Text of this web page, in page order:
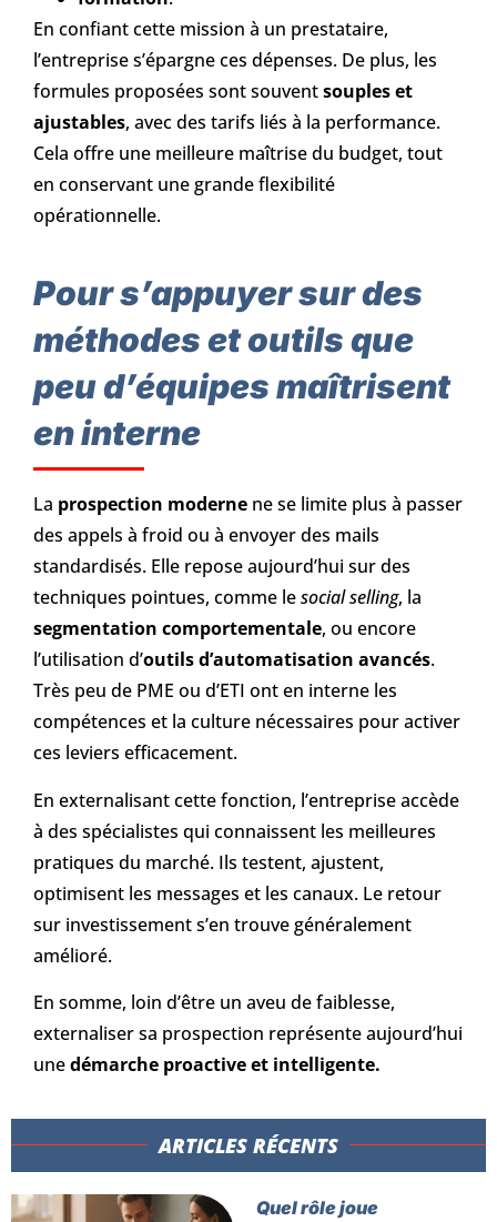
En confiant cette mission à un prestataire,
l’entreprise s’épargne ces dépenses. De plus, les
formules proposées sont souventsouples et
ajustables, avec des tarifs liés à la performance.
Cela offre une meilleure maîtrise du budget, tout
en conservant une grande flexibilité
opérationnelle.
Pour s’appuyer sur des
méthodes et outils que
peu d’équipes maîtrisent
en interne
La prospection moderne ne se limite plus à passer
des appels à froid ou à envoyer des mails
standardisés. Elle repose aujourd’hui sur des
techniques pointues, comme lesocial selling, la
segmentation comportementale, ou encore
l’utilisation d’outils d’automatisation avancés.
Très peu de PME ou d’ETI ont en interne les
compétences et la culture nécessaires pour activer
ces leviers efficacement.
En externalisant cette fonction, l’entreprise accède
à des spécialistes qui connaissent les meilleures
pratiques du marché. Ils testent, ajustent,
optimisent les messages et les canaux. Le retour
sur investissement s’en trouve généralement
amélioré.
En somme, loin d’être un aveu de faiblesse,
externaliser sa prospection représente aujourd’hui
unedémarche proactive et intelligente.
ARTICLES RÉCENTS​
Quel rôle joue